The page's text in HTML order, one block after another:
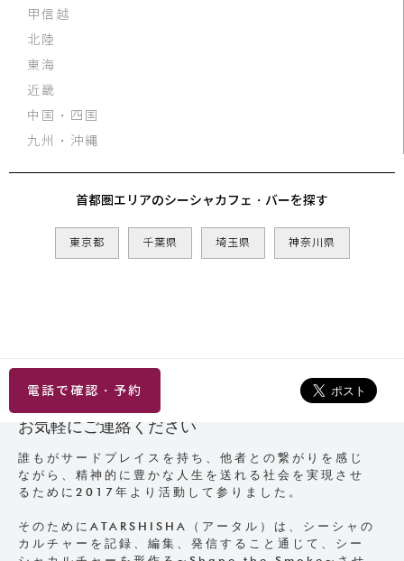
甲信越
北陸
東海
近畿
中国・四国
九州・沖縄
首都圏エリアのシーシャカフェ・バーを探す
東京都 千葉県 埼玉県 神奈川県
電話で確認・予約
お気軽にご連絡ください
誰もがサードプレイスを持ち、他者との繋がりを感じ
ながら、精神的に豊かな人生を送れる社会を実現させ
るために2017年より活動して参りました。
そのためにATARSHISHA（アータル）は、シーシャの
カルチャーを記録、編集、発信すること通じて、シー